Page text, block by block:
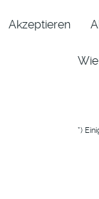
*)
Akzeptieren